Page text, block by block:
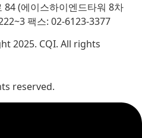
84 (에이스하이엔드타워 8차
팩스: 02-6123-3377
2025. CQI. All rights
reserved.